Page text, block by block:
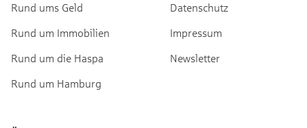
Rund ums Geld
Rund um Immobilien
Rund um die Haspa
Rund um Hamburg
Datenschutz
Impressum
Newsletter